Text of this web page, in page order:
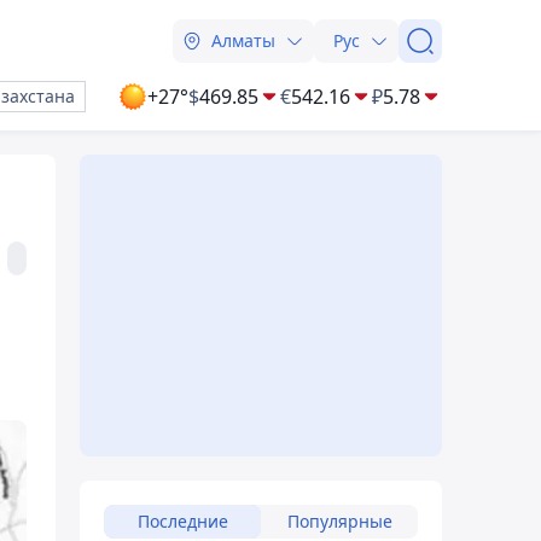
Алматы Рус
+27°$469.85 €542.16 ₽5.78
Последние Популярные